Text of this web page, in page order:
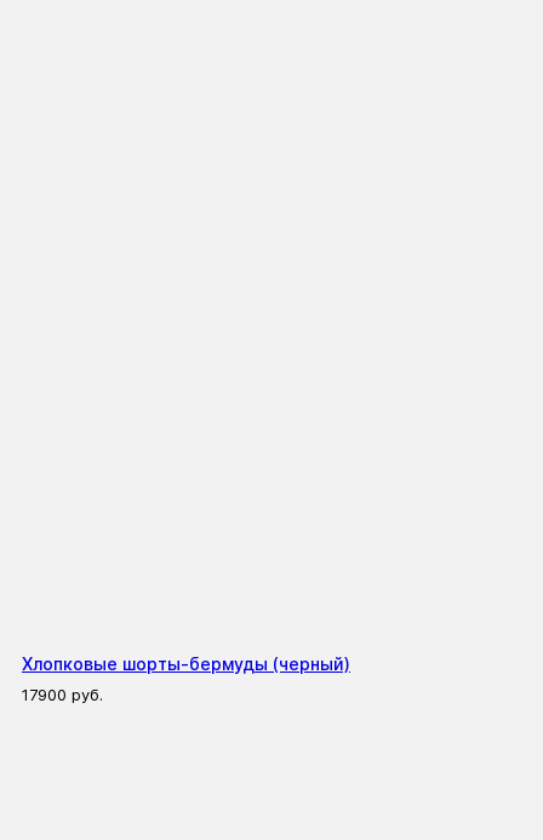
Хлопковые шорты-бермуды (черный)
17900 руб.